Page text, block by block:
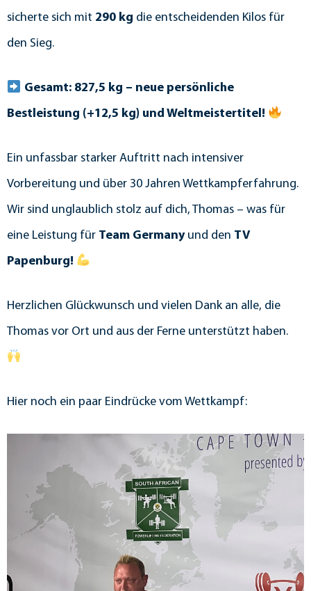
sicherte sich mit 290 kg die entscheidenden Kilos für
den Sieg.
Gesamt: 827,5 kg – neue persönliche
Bestleistung (+12,5 kg) und Weltmeistertitel!
Ein unfassbar starker Auftritt nach intensiver
Vorbereitung und über 30 Jahren Wettkampferfahrung.
Wir sind unglaublich stolz auf dich, Thomas – was für
eine Leistung für Team Germanyund den TV
Papenburg!
Herzlichen Glückwunsch und vielen Dank an alle, die
Thomas vor Ort und aus der Ferne unterstützt haben.
Hier noch ein paar Eindrücke vom Wettkampf: